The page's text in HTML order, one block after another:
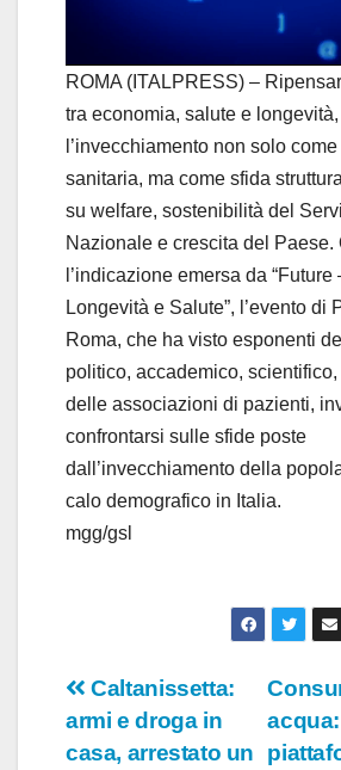
l
a
y
V
i
d
e
o
ROMA (ITALPRESS) –
tra economia, salute e
l’invecchiamento non solo
sanitaria, ma come sfida
su welfare, sostenibilità del
Nazionale e crescita del Paese.
l’indicazione emersa da
Longevità e Salute”, l’evento di
Roma, che ha visto esponenti
politico, accademico,
delle associazioni di pazienti,
confrontarsi sulle sfide poste
dall’invecchiamento della
calo demografico in Italia.
mgg/gsl
Navigazione
articoli
Caltanissetta:
armi e droga in
casa, arrestato un